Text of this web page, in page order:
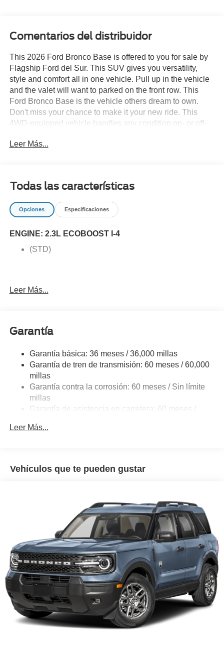
Comentarios del distribuidor
This 2026 Ford Bronco Base is offered to you for sale by
Flagship Ford del Sur. This SUV gives you versatility,
style and comfort all in one vehicle. Pull up in the vehicle
and the valet will want to parked on the front row. This
Ford Bronco Base is the vehicle others dream to own.
Don't miss your chance to make it your new ride. This
4WD-equipped vehicle handles any condition on- or off-
unequaled traction and stability, you'll drive with
Leer Más...
Todas las características
Opciones Especificaciones
ENGINE: 2.3L ECOBOOST I-4
(STD)
Leer Más...
Garantía
Garantía básica: 36 meses / 36,000 millas
Garantía de tren de transmisión: 60 meses / 60,000
millas
Garantía contra la corrosión: 60 meses / Sin límite
millas
Garantía de asistencia en carretera: 60 meses /
Leer Más...
Vehículos que te pueden gustar